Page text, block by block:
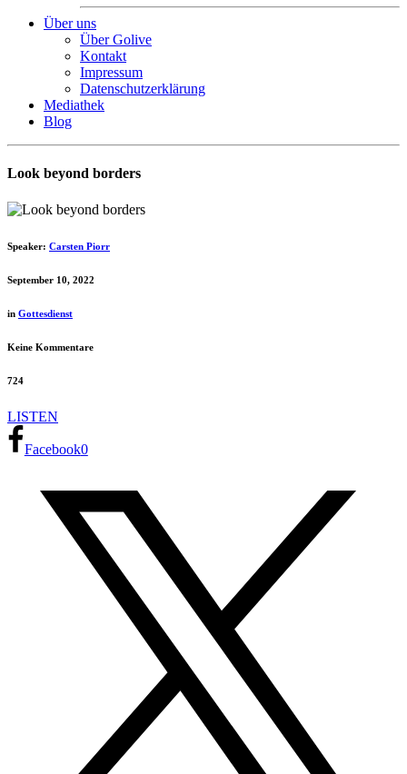
Über uns
Über Golive
Kontakt
Impressum
Datenschutzerklärung
Mediathek
Blog
Look beyond borders
Speaker: Carsten Piorr
September 10, 2022
in Gottesdienst
Keine Kommentare
724
LISTEN
Facebook0